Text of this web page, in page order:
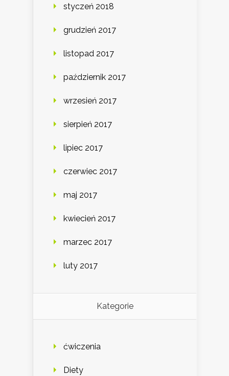
styczeń 2018
grudzień 2017
listopad 2017
październik 2017
wrzesień 2017
sierpień 2017
lipiec 2017
czerwiec 2017
maj 2017
kwiecień 2017
marzec 2017
luty 2017
Kategorie
ćwiczenia
Diety